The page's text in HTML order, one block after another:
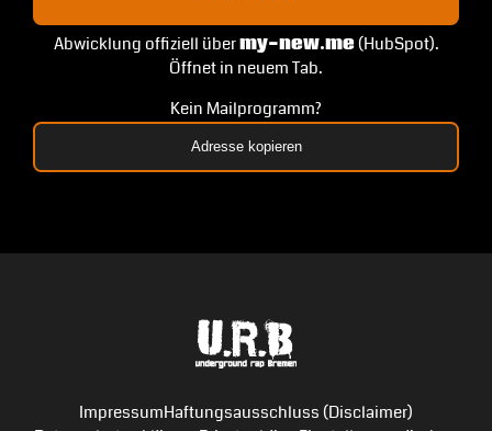
Abwicklung offiziell übermy-new.me(HubSpot).
Öffnet in neuem Tab.
Kein Mailprogramm?
Adresse kopieren
ImpressumHaftungsausschluss (Disclaimer)